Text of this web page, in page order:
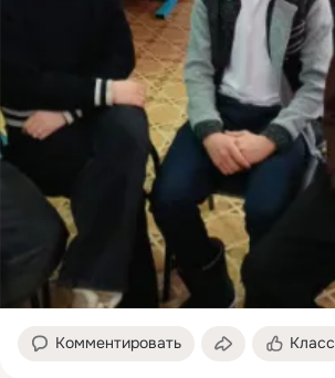
Комментировать Класс